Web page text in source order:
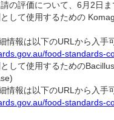
の評価について、6月2日ま
として使用するための
報は以下のURLから入手
food-standards-
して使用するための
報は以下のURLから入手
food-standards-